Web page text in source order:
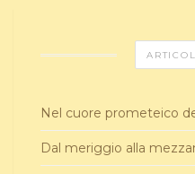
Nel cuore prometeico
Dal meriggio alla